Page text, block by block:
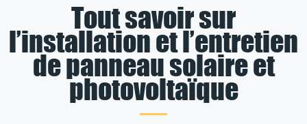
Tout savoir sur
l’installation et l’entretien
de panneau solaire et
photovoltaïque